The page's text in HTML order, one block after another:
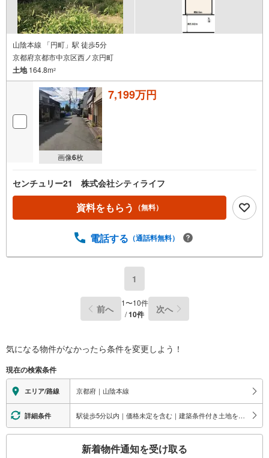
山陰本線 「円町」駅 徒歩5分
京都府京都市中京区西ノ京円町
土地164.8m2
画像6枚
7,199万円
センチュリー21 株式会社シティライフ
資料をもらう （無料）
電話する （通話料無料）
1
前へ 1〜10件
/10件 次へ
気になる物件がなかったら条件を変更しよう！
現在の検索条件
エリア/路線 京都府｜山陰本線
詳細条件 駅徒歩5分以内｜価格未定を含む｜建築条件付き土地を含む
新着物件通知を受け取る